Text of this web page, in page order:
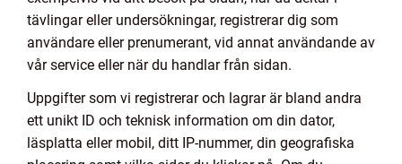
tävlingar eller undersökningar, registrerar dig som
användare eller prenumerant, vid annat användande av
vår service eller när du handlar från sidan.
Uppgifter som vi registrerar och lagrar är bland andra
ett unikt ID och teknisk information om din dator,
läsplatta eller mobil, ditt IP-nummer, din geografiska